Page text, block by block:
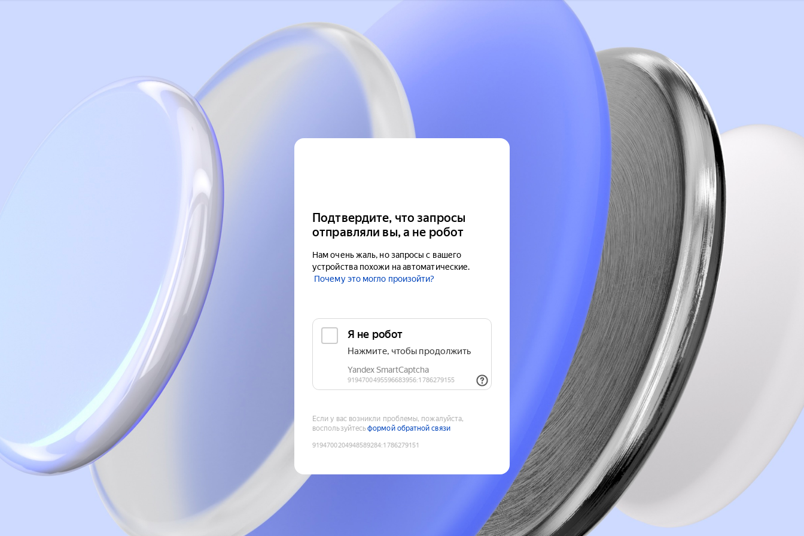
Подтвердите, что запросы
отправляли вы, а не робот
Нам очень жаль, но запросы с вашего
устройства похожи на автоматические.
Почему это могло произойти?
Если у вас возникли проблемы, пожалуйста,
воспользуйтесьформой обратной связи
9194700204948589284:1786279151